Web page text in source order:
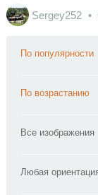
Sergey252
По популярности
По возрастанию
Все изображения
Любая